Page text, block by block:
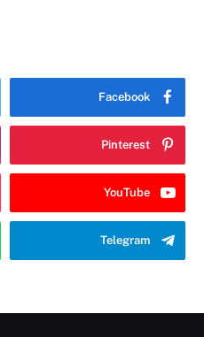
Facebook
Pinterest
YouTube
Telegram